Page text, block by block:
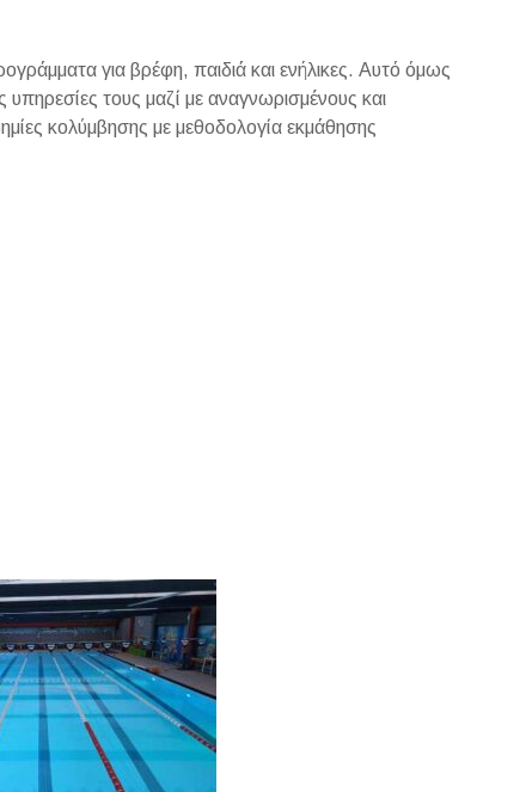
για βρέφη, παιδιά και ενήλικες. Αυτό όμως
υπηρεσίες τους μαζί με αναγνωρισμένους και
κολύμβησης με μεθοδολογία εκμάθησης